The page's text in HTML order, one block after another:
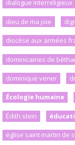
dialogue interreligieux
dieu de ma joie
diocèse aux armées
dominicaines de
dominique vener
Écologie humaine
Édith stein
église saint martin de